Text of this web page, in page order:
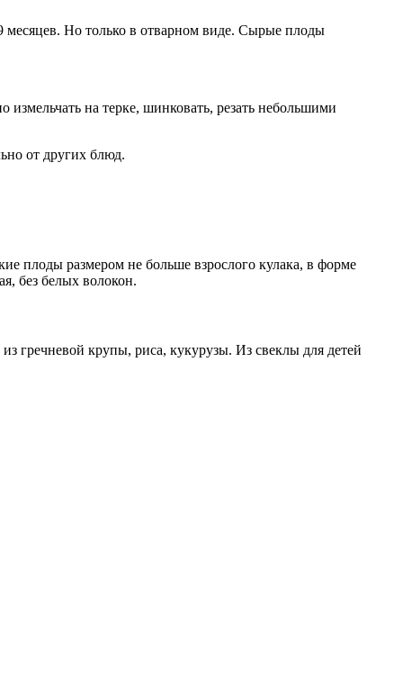
месяцев. Но только в отварном виде. Сырые плоды
на терке, шинковать, резать небольшими
от других блюд.
плоды размером не больше взрослого кулака, в форме
без белых волокон.
гречневой крупы, риса, кукурузы. Из свеклы для детей